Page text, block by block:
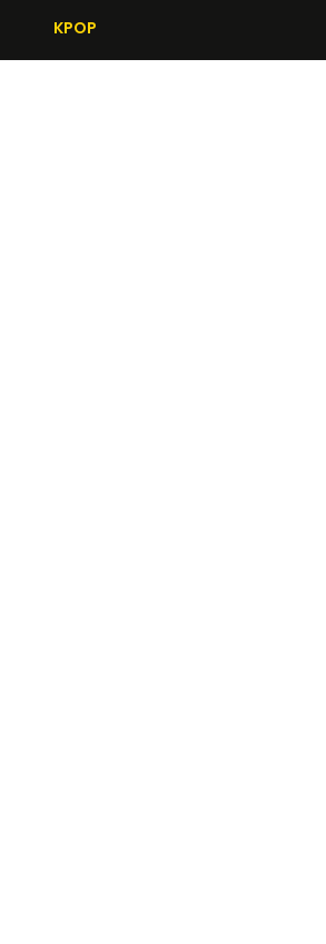
KPOP